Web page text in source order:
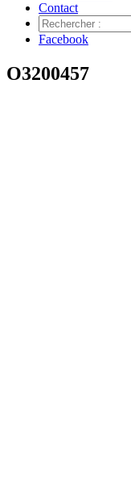
Contact
Facebook
O3200457